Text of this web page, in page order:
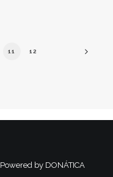
11 12
Powered by DONÁTICA